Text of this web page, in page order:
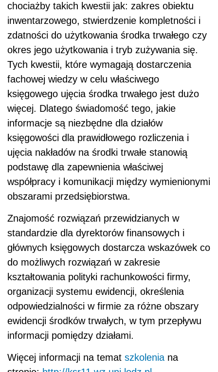
chociażby takich kwestii jak: zakres obiektu
inwentarzowego, stwierdzenie kompletności i
zdatności do użytkowania środka trwałego czy
okres jego użytkowania i tryb zużywania się.
Tych kwestii, które wymagają dostarczenia
fachowej wiedzy w celu właściwego
księgowego ujęcia środka trwałego jest dużo
więcej. Dlatego świadomość tego, jakie
informacje są niezbędne dla działów
księgowości dla prawidłowego rozliczenia i
ujęcia nakładów na środki trwałe stanowią
podstawę dla zapewnienia właściwej
współpracy i komunikacji między wymienionymi
obszarami przedsiębiorstwa.
Znajomość rozwiązań przewidzianych w
standardzie dla dyrektorów finansowych i
głównych księgowych dostarcza wskazówek co
do możliwych rozwiązań w zakresie
kształtowania polityki rachunkowości firmy,
organizacji systemu ewidencji, określenia
odpowiedzialności w firmie za różne obszary
ewidencji środków trwałych, w tym przepływu
informacji pomiędzy działami.
Więcej informacji na temat szkolenia na